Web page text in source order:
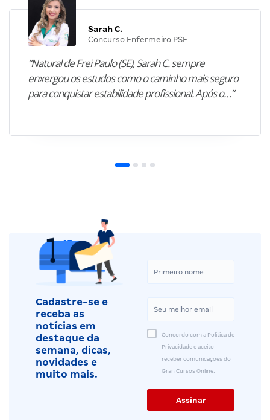
Sarah C.
Concurso Enfermeiro PSF
“Natural de Frei Paulo (SE), Sarah C. sempre
enxergou os estudos como o caminho mais seguro
para conquistar estabilidade profissional. Após o…”
Cadastre-se e
receba as
notícias em
destaque da
semana, dicas,
novidades e
muito mais.
Concordo com a Política de
Privacidade e aceito
receber comunicações do
Gran Cursos Online.